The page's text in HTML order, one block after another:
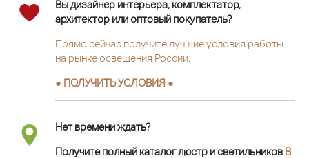
Вы дизайнер интерьера, комплектатор,
архитектор или оптовый покупатель?
Прямо сейчас получите лучшие условия работы
на рынке освещения России.
● ПОЛУЧИТЬ УСЛОВИЯ ●
Нет времени ждать?
Получите полный каталог люстр и светильников В